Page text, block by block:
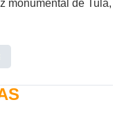
monumental de Tula,